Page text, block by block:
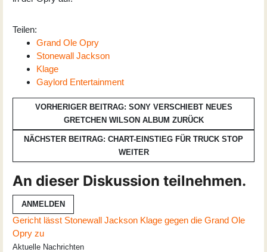
Teilen:
Grand Ole Opry
Stonewall Jackson
Klage
Gaylord Entertainment
VORHERIGER BEITRAG: SONY VERSCHIEBT NEUES
GRETCHEN WILSON ALBUM ZURÜCK
NÄCHSTER BEITRAG: CHART-EINSTIEG FÜR TRUCK STOP
WEITER
An dieser Diskussion teilnehmen.
ANMELDEN
Gericht lässt Stonewall Jackson Klage gegen die Grand Ole
Opry zu
Aktuelle Nachrichten